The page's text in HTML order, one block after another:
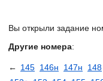
Вы открыли задание
Другие номера:
← 145 146н 147н 148